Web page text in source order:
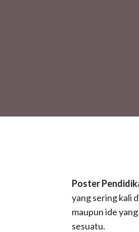
Poster
yang sering kali
maupun ide
sesuatu.